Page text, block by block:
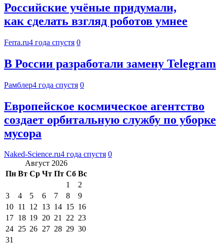
Российские учёные придумали,
как сделать взгляд роботов умнее
Ferra.ru4 года спустя 0
В России разработали замену Telegram
Рамблер4 года спустя 0
Европейское космическое агентство
создает орбитальную службу по уборке
мусора
Naked-Science.ru4 года спустя 0
Август 2026
Пн Вт Ср Чт Пт Сб Вс
1
2
3
4 5 6 7 8
9
10 11 12 13 14 15 16
17 18 19 20 21 22 23
24 25 26 27 28 29 30
31